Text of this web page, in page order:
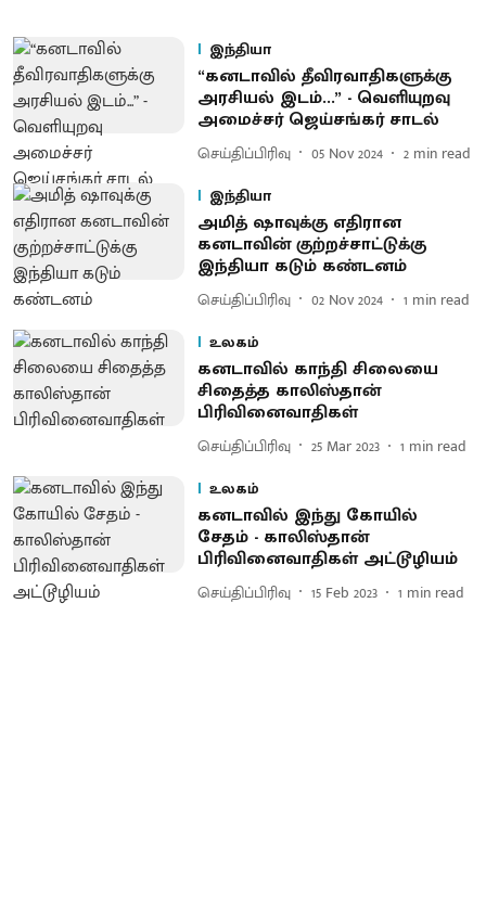
இந்தியா
“கனடாவில் தீவிரவாதிகளுக்கு
அரசியல் இடம்...” - வெளியுறவு
அமைச்சர் ஜெய்சங்கர் சாடல்
செய்திப்பிரிவு 05 Nov 2024 2 min read
இந்தியா
அமித் ஷாவுக்கு எதிரான
கனடாவின் குற்றச்சாட்டுக்கு
இந்தியா கடும் கண்டனம்
செய்திப்பிரிவு 02 Nov 2024 1 min read
உலகம்
கனடாவில் காந்தி சிலையை
சிதைத்த காலிஸ்தான்
பிரிவினைவாதிகள்
செய்திப்பிரிவு 25 Mar 2023 1 min read
உலகம்
கனடாவில் இந்து கோயில்
சேதம் - காலிஸ்தான்
பிரிவினைவாதிகள் அட்டூழியம்
செய்திப்பிரிவு 15 Feb 2023 1 min read